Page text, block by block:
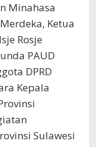
Minahasa
Ketua
Rosje
PAUD
DPRD
Kepala
Sulawesi